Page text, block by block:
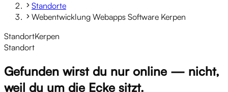
Standorte
Webentwicklung Webapps Software Kerpen
StandortKerpen
Standort
Gefunden wirst du nur online — nicht,
weil du um die Ecke sitzt.